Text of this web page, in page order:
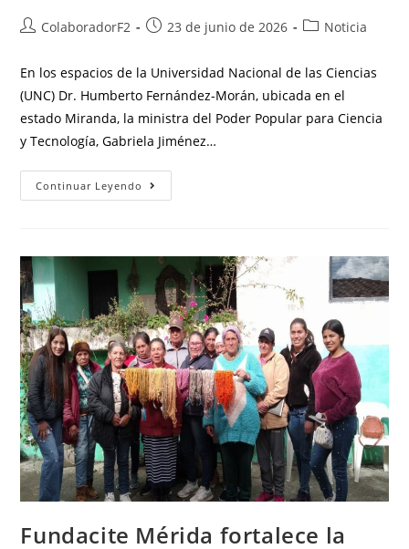
ColaboradorF2 23 de junio de 2026 Noticia
En los espacios de la Universidad Nacional de las Ciencias
(UNC) Dr. Humberto Fernández-Morán, ubicada en el
estado Miranda, la ministra del Poder Popular para Ciencia
y Tecnología, Gabriela Jiménez…
Continuar Leyendo
Fundacite Mérida fortalece la